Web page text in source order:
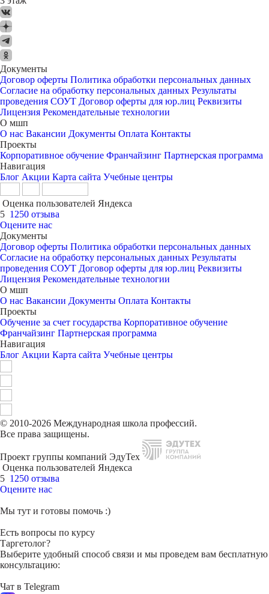
Документы
Договор оферты Политика обработки персональных данных
Согласие на обработку персональных данных Результаты
проведения СОУТ Договор оферты для юр.лиц Реквизиты
Лицензия Рекомендательные технологии
О мшп
О нас Вакансии Документы Оплата Контакты
Проекты
Корпоративное обучение Франчайзинг Партнерская программа
Навигация
Блог Акции Карта сайта Учебные центры
Оценка пользователей Яндекса
5 1250 отзыва
Оцените нас
Документы
Договор оферты Политика обработки персональных данных
Согласие на обработку персональных данных Результаты
проведения СОУТ Договор оферты для юр.лиц Реквизиты
Лицензия Рекомендательные технологии
О мшп
О нас Вакансии Документы Оплата Контакты
Проекты
Обучение за счет государства Корпоративное обучение
Франчайзинг Партнерская программа
Навигация
Блог Акции Карта сайта Учебные центры
© 2010-2026 Международная школа профессий.
Все права защищены.
Проект группы компаний ЭдуТех
Оценка пользователей Яндекса
5 1250 отзыва
Оцените нас
Мы тут и готовы помочь :)
Есть вопросы по курсу
Таргетолог?
Выберите удобный способ связи и мы проведем вам бесплатную
консультацию:
Чат в Telegram